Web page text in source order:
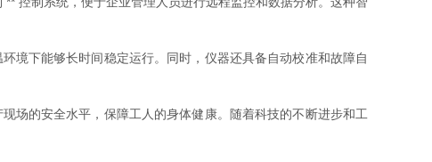
下能够长时间稳定运行。同时，仪器还具备自动校准和故障自
的安全水平，保障工人的身体健康。随着科技的不断进步和工